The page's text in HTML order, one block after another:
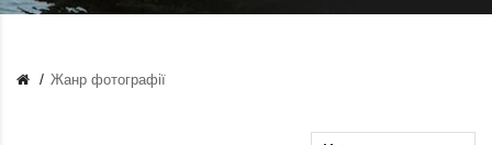
Жанр фотографії